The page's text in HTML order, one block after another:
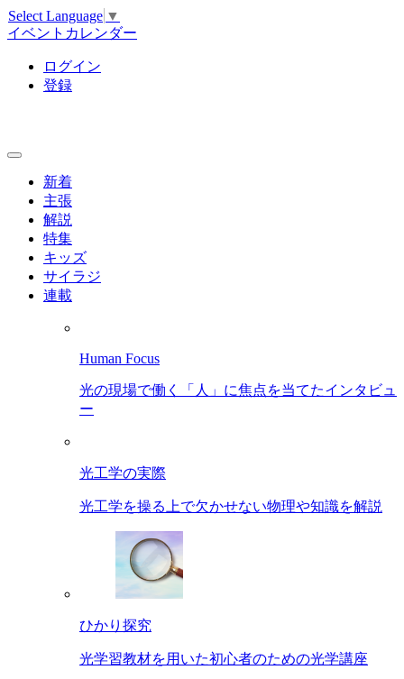
Select Language ▼
イベントカレンダー
ログイン
登録
新着
主張
解説
特集
キッズ
サイラジ
連載
Human Focus
光の現場で働く「人」に焦点を当てたインタビュ
ー
光工学の実際
光工学を操る上で欠かせない物理や知識を解説
ひかり探究
光学習教材を用いた初心者のための光学講座